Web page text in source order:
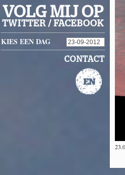
VOLG MIJ OP
TWITTER / FACEBOOK
KIES EEN DAG
CONTACT